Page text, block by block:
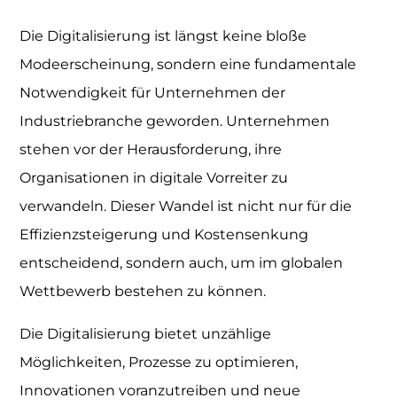
Die Digitalisierung ist längst keine bloße
Modeerscheinung, sondern eine fundamentale
Notwendigkeit für Unternehmen der
Industriebranche geworden. Unternehmen
stehen vor der Herausforderung, ihre
Organisationen in digitale Vorreiter zu
verwandeln. Dieser Wandel ist nicht nur für die
Effizienzsteigerung und Kostensenkung
entscheidend, sondern auch, um im globalen
Wettbewerb bestehen zu können.
Die Digitalisierung bietet unzählige
Möglichkeiten, Prozesse zu optimieren,
Innovationen voranzutreiben und neue